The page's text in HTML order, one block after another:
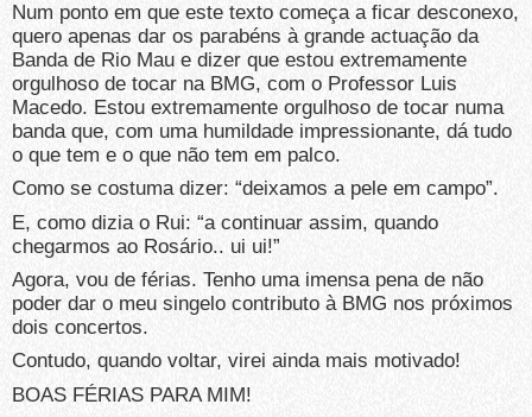
Num ponto em que este texto começa a ficar desconexo,
quero apenas dar os parabéns à grande actuação da
Banda de Rio Mau e dizer que estou extremamente
orgulhoso de tocar na BMG, com o Professor Luis
Macedo. Estou extremamente orgulhoso de tocar numa
banda que, com uma humildade impressionante, dá tudo
o que tem e o que não tem em palco.
Como se costuma dizer: “deixamos a pele em campo”.
E, como dizia o Rui: “a continuar assim, quando
chegarmos ao Rosário.. ui ui!”
Agora, vou de férias. Tenho uma imensa pena de não
poder dar o meu singelo contributo à BMG nos próximos
dois concertos.
Contudo, quando voltar, virei ainda mais motivado!
BOAS FÉRIAS PARA MIM!